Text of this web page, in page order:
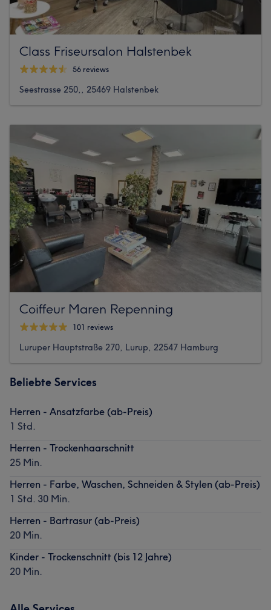
Class Friseursalon Halstenbek
56 reviews
Seestrasse 250,, 25469 Halstenbek
Coiffeur Maren Repenning
101 reviews
Luruper Hauptstraße 270, Lurup, 22547 Hamburg
Beliebte Services
Herren - Ansatzfarbe (ab-Preis)
1 Std.
Herren - Trockenhaarschnitt
25 Min.
Herren - Farbe, Waschen, Schneiden & Stylen (ab-Preis)
1 Std. 30 Min.
Herren - Bartrasur (ab-Preis)
20 Min.
Kinder - Trockenschnitt (bis 12 Jahre)
20 Min.